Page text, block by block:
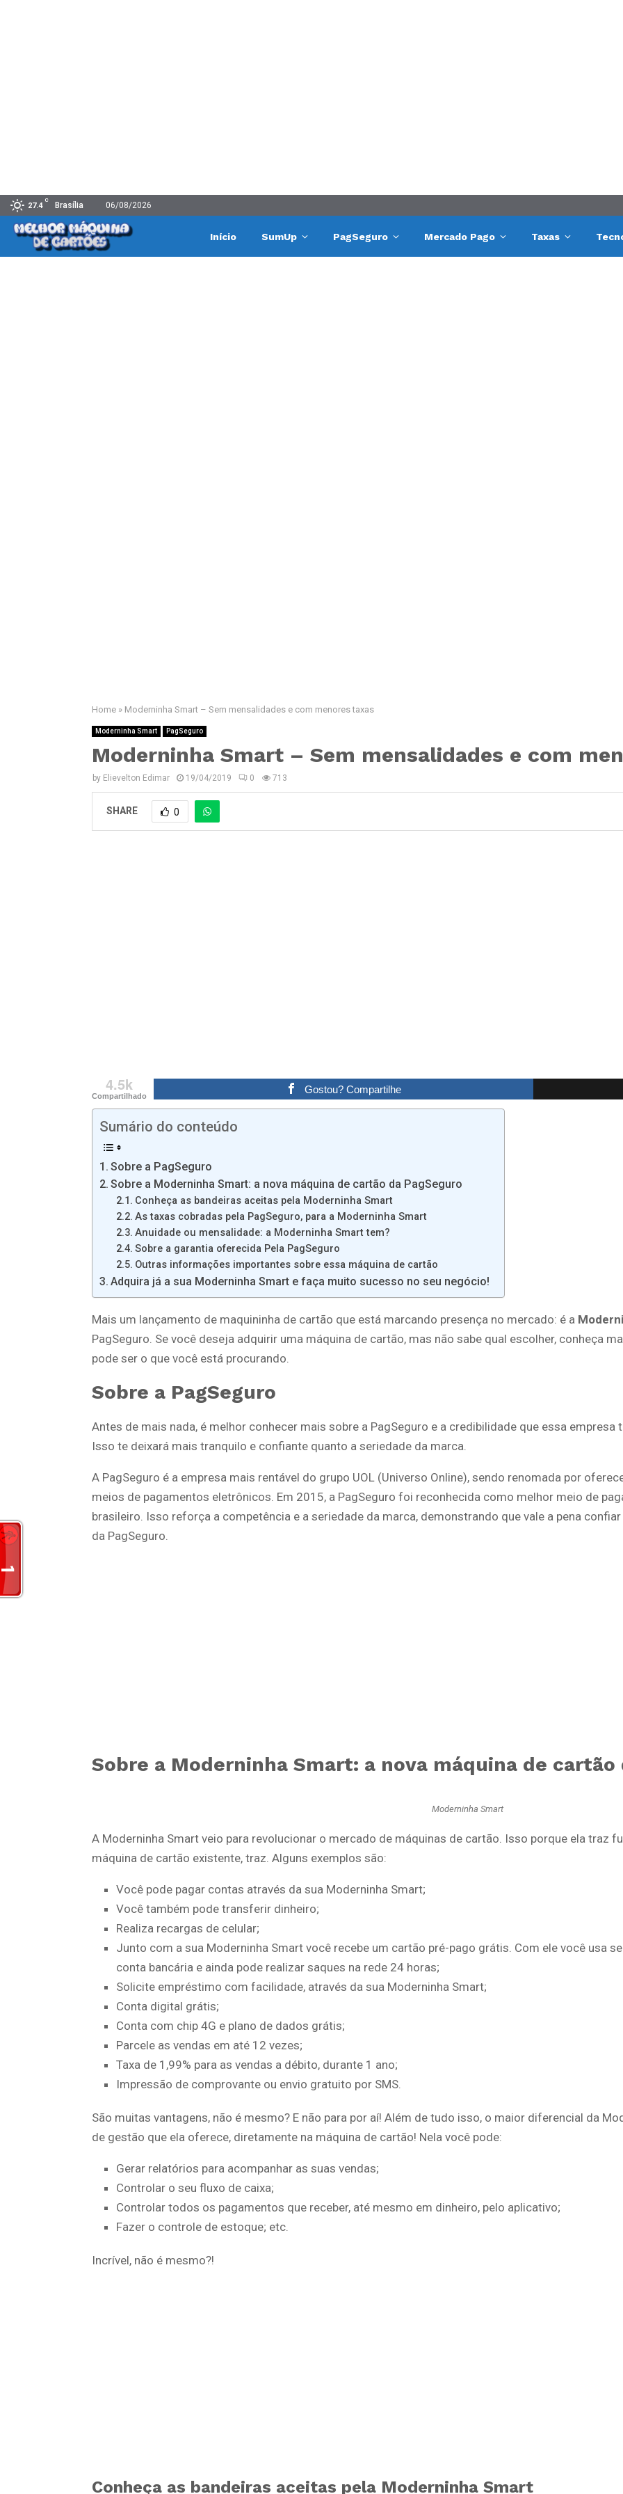
27.4
C
Brasília 06/08/2026
Início SumUp PagSeguro Mercado Pago Taxas
Home » Moderninha Smart – Sem mensalidades e com menores taxas
Moderninha Smart PagSeguro
Moderninha Smart – Sem mensalidades e com
by Elievelton Edimar 19/04/2019 0 713
SHARE 0
4.5k
Compartilhado
Gostou? Compartilhe
Sumário do conteúdo
Sobre a PagSeguro
Sobre a Moderninha Smart: a nova máquina de cartão da PagSeguro
Conheça as bandeiras aceitas pela Moderninha Smart
As taxas cobradas pela PagSeguro, para a Moderninha Smart
Anuidade ou mensalidade: a Moderninha Smart tem?
Sobre a garantia oferecida Pela PagSeguro
Outras informações importantes sobre essa máquina de cartão
Adquira já a sua Moderninha Smart e faça muito sucesso no seu negócio!
Mais um lançamento de maquininha de cartão que está marcando presença no mercado: é a
PagSeguro. Se você deseja adquirir uma máquina de cartão, mas não sabe qual escolher, conheça
pode ser o que você está procurando.
Sobre a PagSeguro
Antes de mais nada, é melhor conhecer mais sobre a PagSeguro e a credibilidade que essa
Isso te deixará mais tranquilo e confiante quanto a seriedade da marca.
A PagSeguro é a empresa mais rentável do grupo UOL (Universo Online), sendo renomada por
meios de pagamentos eletrônicos. Em 2015, a PagSeguro foi reconhecida como melhor meio de
brasileiro. Isso reforça a competência e a seriedade da marca, demonstrando que vale a pena
da PagSeguro.
Sobre a Moderninha Smart: a nova máquina de cartão
Moderninha Smart
A Moderninha Smart veio para revolucionar o mercado de máquinas de cartão. Isso porque ela traz
máquina de cartão existente, traz. Alguns exemplos são:
Você pode pagar contas através da sua Moderninha Smart;
Você também pode transferir dinheiro;
Realiza recargas de celular;
Junto com a sua Moderninha Smart você recebe um cartão pré-pago grátis. Com ele você usa
conta bancária e ainda pode realizar saques na rede 24 horas;
Solicite empréstimo com facilidade, através da sua Moderninha Smart;
Conta digital grátis;
Conta com chip 4G e plano de dados grátis;
Parcele as vendas em até 12 vezes;
Taxa de 1,99% para as vendas a débito, durante 1 ano;
Impressão de comprovante ou envio gratuito por SMS.
São muitas vantagens, não é mesmo? E não para por aí! Além de tudo isso, o maior diferencial da
de gestão que ela oferece, diretamente na máquina de cartão! Nela você pode:
Gerar relatórios para acompanhar as suas vendas;
Controlar o seu fluxo de caixa;
Controlar todos os pagamentos que receber, até mesmo em dinheiro, pelo aplicativo;
Fazer o controle de estoque; etc.
Incrível, não é mesmo?!
Conheça as bandeiras aceitas pela Moderninha Smart